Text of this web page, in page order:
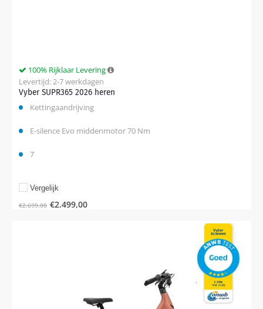
Vyber SUPR365 2026 heren
100% Rijklaar Levering
Levertijd: 2-7 werkdagen
Kettingaandrijving
E-silence Evo middenmotor 70 Nm
7
€2.699,00 €2.499,00
Vergelijk